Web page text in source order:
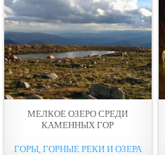
МЕЛКОЕ ОЗЕРО СРЕДИ
КАМЕННЫХ ГОР
ГОРЫ, ГОРНЫЕ РЕКИ И ОЗЕРА